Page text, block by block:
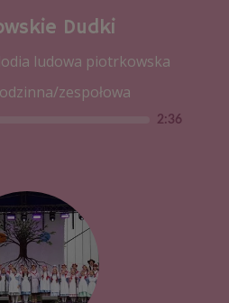
Dudki
ludowa piotrkowska
zespołowa
2:36